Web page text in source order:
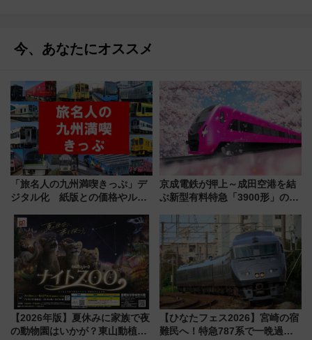
今、あなたにオススメ
「旅名人の九州満喫きっぷ」デ
ジタル化 紙版との価格やルー
京成電鉄が押上～成田空港を結
ぶ新型有料特急「3900形」のコ
募集も実施
【2026年版】夏休みに家族で夜
の動物園はいかが？東山動植物
【ひなたフェス2026】宮崎の宿
難民へ！特急787系で一晩過ご